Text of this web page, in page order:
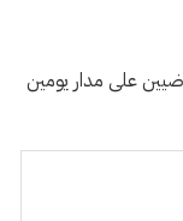
على مدار يومين